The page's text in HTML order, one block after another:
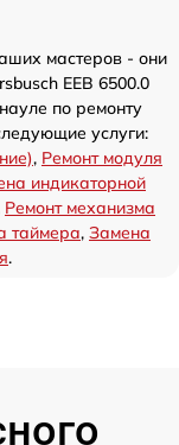
мастеров - они
EEB 6500.0
по ремонту
услуги:
, Ремонт модуля
индикаторной
Ремонт механизма
таймера, Замена
.